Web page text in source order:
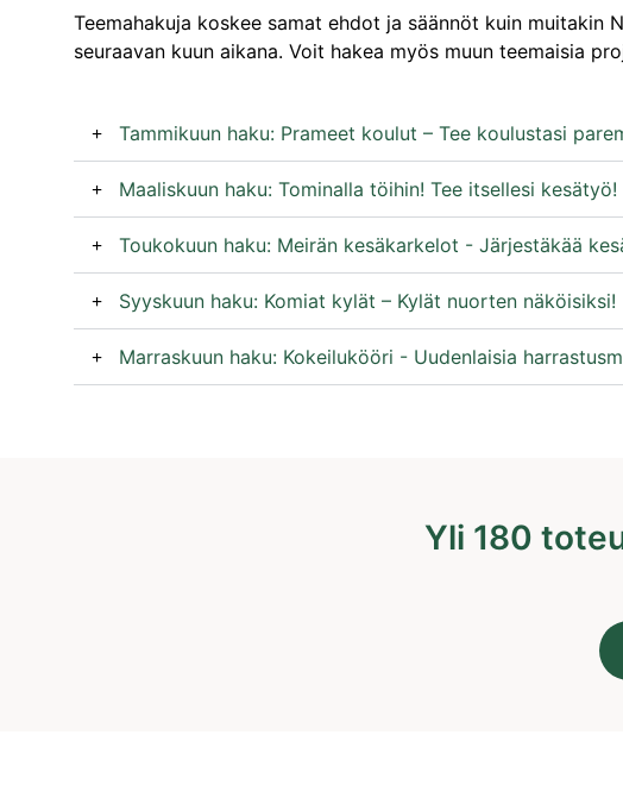
Teemahakuja koskee samat ehdot ja säännöt kuin muitakin
seuraavan kuun aikana. Voit hakea myös muun teemaisia
Tammikuun haku: Prameet koulut – Tee koulustasi
Maaliskuun haku: Tominalla töihin! Tee itsellesi kesätyö!
Toukokuun haku: Meirän kesäkarkelot - Järjestäkää
Syyskuun haku: Komiat kylät – Kylät nuorten näköisiksi!
Marraskuun haku: Kokeilukööri - Uudenlaisia
Yli 180